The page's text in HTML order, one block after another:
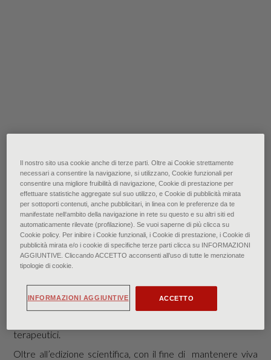
La rivista scientifica “Minuti” realizzata in collaborazione con
il periodico statunitense “American Family Physician” si
Inviata gratuitamente a 100 mila medici italiani, presenta
articoli di aggiornamento su diverse patologie ed approcci
terapeutici.
Oltre all’edizione scientifica, con il fine di mantenere viva
Il nostro sito usa cookie anche di terze parti. Oltre ai Cookie strettamente
necessari a consentire la navigazione, si utilizzano, Cookie funzionali per
consentire una migliore fruibilità di navigazione, Cookie di prestazione per
effettuare statistiche aggregate sul suo utilizzo, e Cookie di pubblicità mirata
per sottoporti contenuti, anche pubblicitari, in linea con le preferenze da te
manifestate nell‘ambito della navigazione in rete su questo e su altri siti ed
automaticamente rilevate (profilazione). Se vuoi saperne di più clicca su
Cookie policy. Per inibire i Cookie funzionali, i Cookie di prestazione, i Cookie di
pubblicità mirata e/o i cookie di specifiche terze parti clicca su INFORMAZIONI
AGGIUNTIVE. Cliccando ACCETTO acconsenti all’uso di tutte le menzionate
tipologie di cookie.
ACCETTO
INFORMAZIONI AGGIUNTIVE